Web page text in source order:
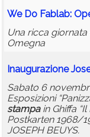
We Do Fablab:
Una ricca
Omegna
Inaugurazione
Sabato 6
Esposizioni
stampain Ghiffa
Postkarten 1968/
JOSEPH BEUYS.